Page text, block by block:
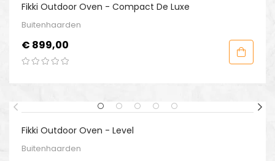
Fikki Outdoor Oven - Compact De Luxe
Buitenhaarden
Prijs
€ 899,00
Fikki Outdoor Oven - Level
Buitenhaarden